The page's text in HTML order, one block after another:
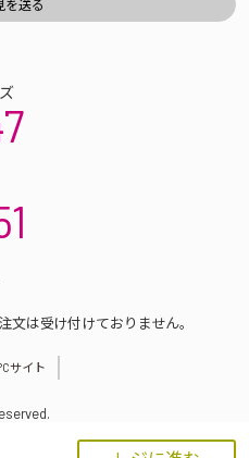
は受け付けておりません。
サイト